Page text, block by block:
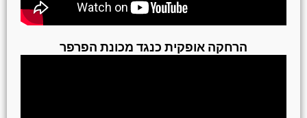
הרחקה אופקית כנגד מכונת הפרפר